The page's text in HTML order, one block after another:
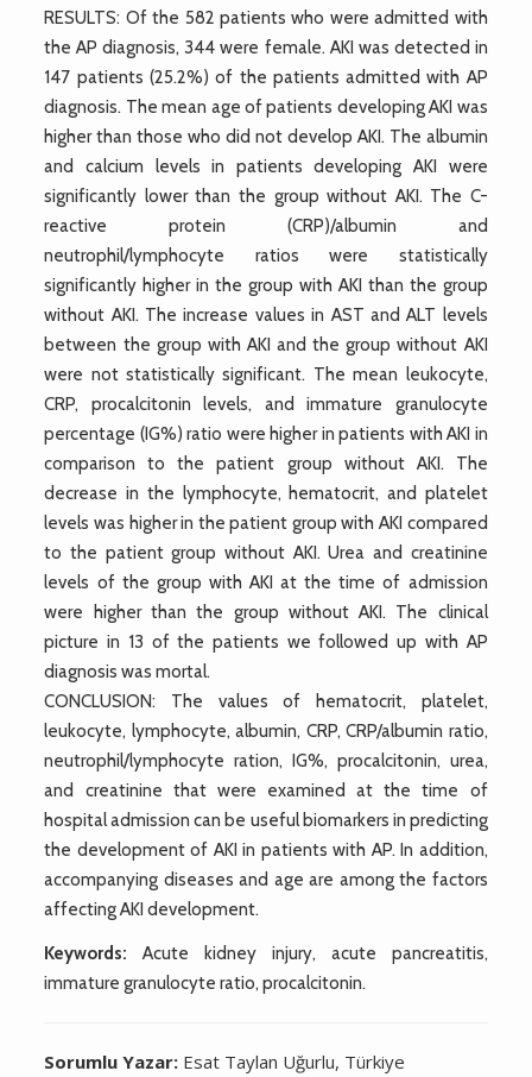
RESULTS: Of the 582 patients who were admitted with
the AP diagnosis, 344 were female. AKI was detected in
147 patients (25.2%) of the patients admitted with AP
diagnosis. The mean age of patients developing AKI was
higher than those who did not develop AKI. The albumin
and calcium levels in patients developing AKI were
significantly lower than the group without AKI. The C-
reactive protein (CRP)/albumin and
neutrophil/lymphocyte ratios were statistically
significantly higher in the group with AKI than the group
without AKI. The increase values in AST and ALT levels
between the group with AKI and the group without AKI
were not statistically significant. The mean leukocyte,
CRP, procalcitonin levels, and immature granulocyte
percentage (IG%) ratio were higher in patients with AKI in
comparison to the patient group without AKI. The
decrease in the lymphocyte, hematocrit, and platelet
levels was higher in the patient group with AKI compared
to the patient group without AKI. Urea and creatinine
levels of the group with AKI at the time of admission
were higher than the group without AKI. The clinical
picture in 13 of the patients we followed up with AP
diagnosis was mortal.
CONCLUSION: The values of hematocrit, platelet,
leukocyte, lymphocyte, albumin, CRP, CRP/albumin ratio,
neutrophil/lymphocyte ration, IG%, procalcitonin, urea,
and creatinine that were examined at the time of
hospital admission can be useful biomarkers in predicting
the development of AKI in patients with AP. In addition,
accompanying diseases and age are among the factors
affecting AKI development.
Keywords: Acute kidney injury, acute pancreatitis,
immature granulocyte ratio, procalcitonin.
Sorumlu Yazar: Esat Taylan Uğurlu, Türkiye